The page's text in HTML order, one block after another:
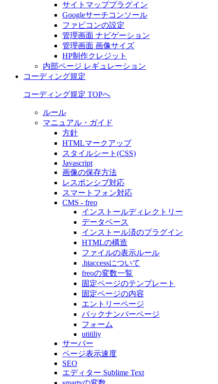
サイトマッププラグイン
Googleサーチコンソール
ファビコンの設定
管理画面 ナビゲーション
管理画面 画像サイズ
HP制作クレジット
内部ページ レギュレーション
コーディング規定
コーディング規定 TOPへ
ルール
マニュアル・ガイド
方針
HTMLマークアップ
スタイルシート(CSS)
Javascript
画像の保存方法
レスポンシブ対応
スマートフォン対応
CMS - freo
インストールディレクトリー
データベース
インストール済のプラグイン
HTMLの構造
ファイルの表示ルール
.htaccessについて
freoの変数一覧
固定ページのテンプレート
固定ページの内容
エントリーページ
バックナンバーページ
フォーム
utitiliy
サーバー
ページ表示速度
SEO
エディター Sublime Text